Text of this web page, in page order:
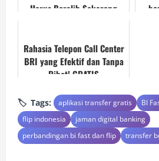
Harus Beralih Sekarang
Rahasia Telepon Call Center
BRI yang Efektif dan Tanpa
Ribet! GRATIS
Tags: aplikasi transfer gratis BI
flip indonesia
jaman digital banking
perbandingan bi fast dan flip
transfer